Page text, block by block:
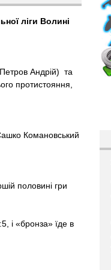
ліги Волині
Андрій) та
протистояння,
Комановський
половині гри
і «бронза» їде в